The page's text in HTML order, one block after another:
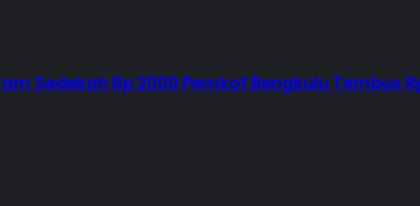
Sedekah Rp 2000 Pemkot Bengkulu Tembus